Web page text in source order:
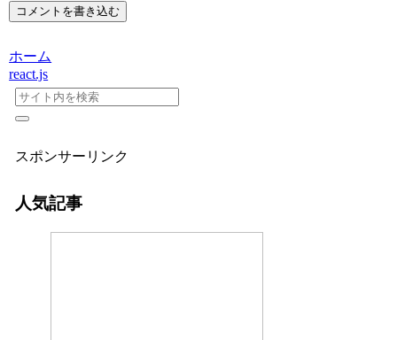
コメントを書き込む
ホーム
react.js
スポンサーリンク
人気記事